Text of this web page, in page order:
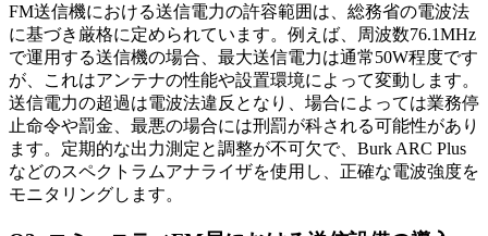
FM送信機における送信電力の許容範囲は、総務省の電波法
に基づき厳格に定められています。例えば、周波数76.1MHz
で運用する送信機の場合、最大送信電力は通常50W程度です
が、これはアンテナの性能や設置環境によって変動します。
送信電力の超過は電波法違反となり、場合によっては業務停
止命令や罰金、最悪の場合には刑罰が科される可能性があり
ます。定期的な出力測定と調整が不可欠で、Burk ARC Plus
などのスペクトラムアナライザを使用し、正確な電波強度を
モニタリングします。